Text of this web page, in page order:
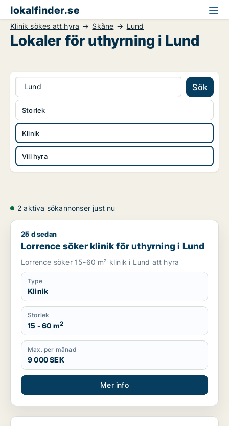
lokalfinder.se
Klinik sökes att hyra Skåne Lund
Lokaler för uthyrning i Lund
Lund Sök
Klinik
Vill hyra
Storlek
2 aktiva sökannonser just nu
Lorrence söker klinik för uthyrning i Lund
25 d sedan
Lorrence söker klinik för uthyrning i Lund
Lorrence söker 15-60 m² klinik i Lund att hyra
Type
Klinik
Storlek
15 - 60 m2
Max. per månad
9 000 SEK
Mer info